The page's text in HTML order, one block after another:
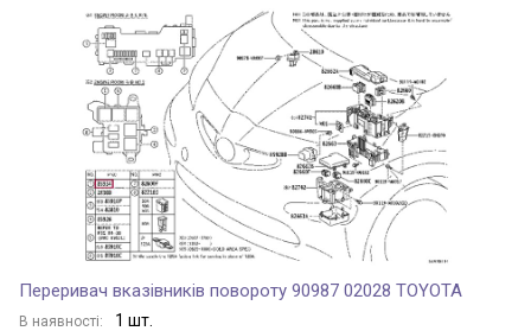
LAND CRUISER 300
LAND CRUISER 90
LAND CRUISER PRADO
LAND CRUISER VAN
Переривач вказівників повороту 90987 02028 TOYOTA
В наявності: 1 шт.